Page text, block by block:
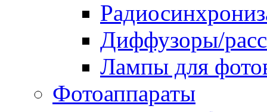
Диффузоры/
Лампы для
Фотоаппараты